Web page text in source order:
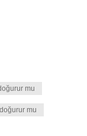
mu
doğurur mu